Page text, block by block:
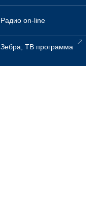
Радио on-line
Зебра, ТВ программа